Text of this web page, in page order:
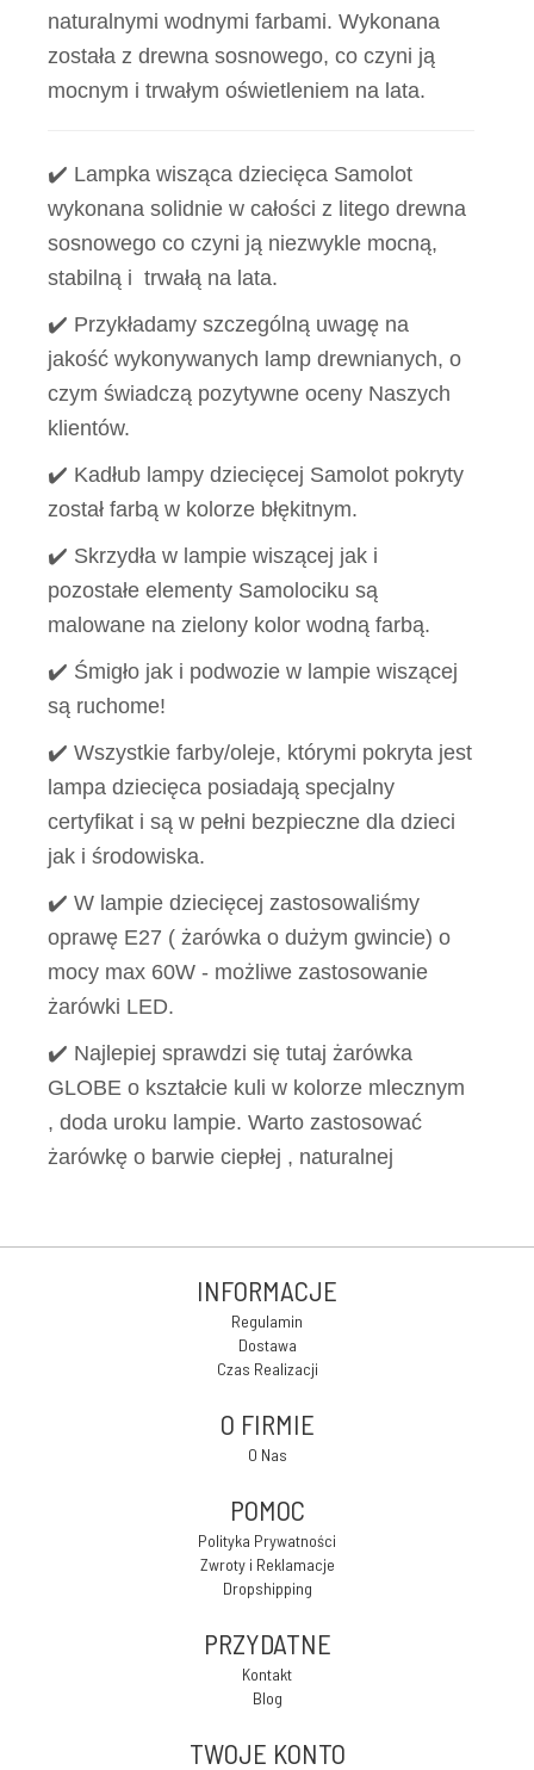
naturalnymi wodnymi farbami. Wykonana
została z drewna sosnowego, co czyni ją
mocnym i trwałym oświetleniem na lata.
✔️ Lampka wisząca dziecięca Samolot
wykonana solidnie w całości z litego drewna
sosnowego co czyni ją niezwykle mocną,
stabilną i trwałą na lata.
✔️ Przykładamy szczególną uwagę na
jakość wykonywanych lamp drewnianych, o
czym świadczą pozytywne oceny Naszych
klientów.
✔️ Kadłub lampy dziecięcej Samolot pokryty
został farbą w kolorze błękitnym.
✔️ Skrzydła w lampie wiszącej jak i
pozostałe elementy Samolociku są
malowane na zielony kolor wodną farbą.
✔️ Śmigło jak i podwozie w lampie wiszącej
są ruchome!
✔️ Wszystkie farby/oleje, którymi pokryta jest
lampa dziecięca posiadają specjalny
certyfikat i są w pełni bezpieczne dla dzieci
jak i środowiska.
✔️ W lampie dziecięcej zastosowaliśmy
oprawę E27 ( żarówka o dużym gwincie) o
mocy max 60W - możliwe zastosowanie
żarówki LED.
✔️ Najlepiej sprawdzi się tutaj żarówka
GLOBE o kształcie kuli w kolorze mlecznym
, doda uroku lampie. Warto zastosować
żarówkę o barwie ciepłej , naturalnej
INFORMACJE
Regulamin
Dostawa
Czas Realizacji
O FIRMIE
O Nas
POMOC
Polityka Prywatności
Zwroty i Reklamacje
Dropshipping
PRZYDATNE
Kontakt
Blog
TWOJE KONTO